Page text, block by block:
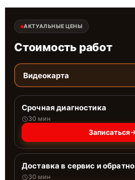
АКТУАЛЬНЫЕ ЦЕНЫ
Стоимость работ
Видеокарта
Срочная диагностика
30 мин
Записаться
Доставка в сервис и обратно
30 мин